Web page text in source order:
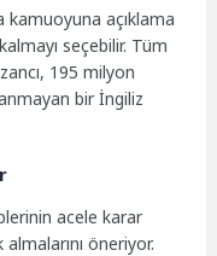
açıklama
seçebilir. Tüm
195 milyon
bir İngiliz
acele karar
öneriyor.